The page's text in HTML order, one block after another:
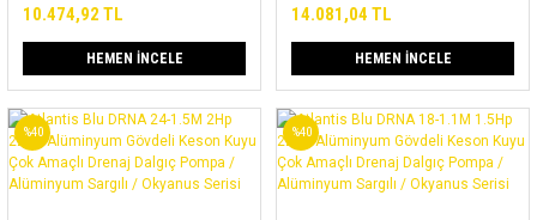
10.474,92 TL
HEMEN İNCELE
14.081,04 TL
HEMEN İNCELE
%40 %40